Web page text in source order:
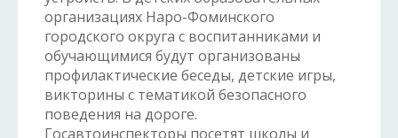
организациях Наро-Фоминского
городского округа с воспитанниками и
обучающимися будут организованы
профилактические беседы, детские игры,
викторины с тематикой безопасного
поведения на дороге.
Госавтоинспекторы посетят школы и